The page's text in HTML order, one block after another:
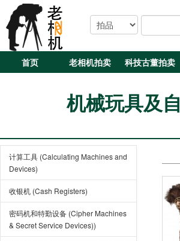
首页 老相机拍卖 科技古董拍卖
机械玩具及
计算工具 (Calculating Machines and
Devices)
收银机 (Cash Registers)
密码机和特勤设备 (Cipher Machines
& Secret Service Devices))